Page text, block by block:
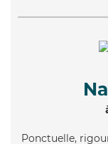
Ponctuelle,